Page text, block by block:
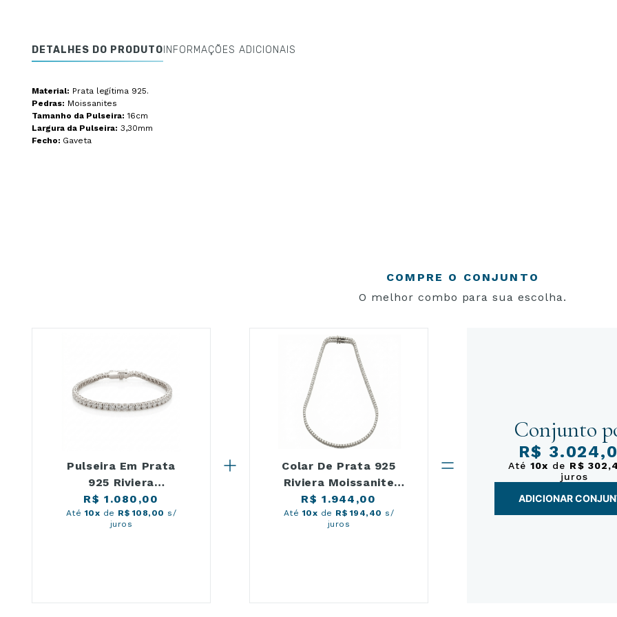
DETALHES DO PRODUTO INFORMAÇÕES ADICIONAIS
Material: Prata legítima 925.
Pedras: Moissanites
Tamanho da Pulseira: 16cm
Largura da Pulseira: 3,30mm
Fecho: Gaveta
COMPRE O CONJUNTO
O melhor combo para sua escolha.
Pulseira Em Prata
925 Riviera
Moissanite 16cm
R$ 1.080,00
Até 10x de R$ 108,00 s/
juros
Colar De Prata 925
Riviera Moissanite
42cm
R$ 1.944,00
Até 10x de R$ 194,40 s/
juros
Conjunto
R$
Até10x de R$
juros
ADICIONAR